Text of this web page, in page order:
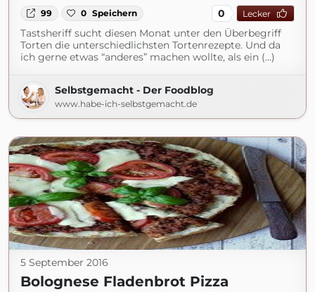
99 0 Speichern 0 Lecker
Tastsheriff sucht diesen Monat unter den Überbegriff
Torten die unterschiedlichsten Tortenrezepte. Und da
ich gerne etwas “anderes” machen wollte, als ein (...)
Selbstgemacht - Der Foodblog
www.habe-ich-selbstgemacht.de
5 September 2016
Bolognese Fladenbrot Pizza